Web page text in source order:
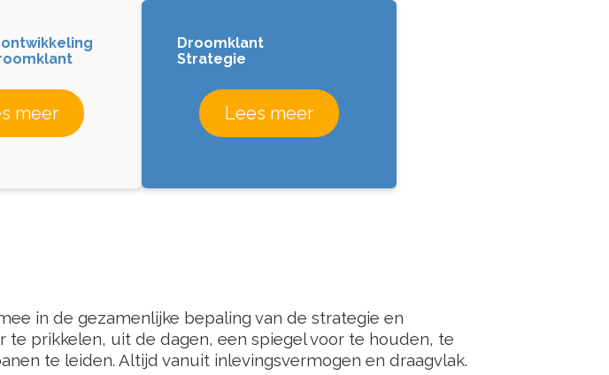
meer
Droomklant
Strategie
Lees meer
in de gezamenlijke bepaling van de strategie en
prikkelen, uit de dagen, een spiegel voor te houden, te
te leiden. Altijd vanuit inlevingsvermogen en draagvlak.